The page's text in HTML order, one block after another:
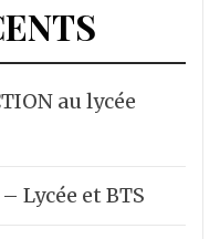
au lycée
Lycée et BTS